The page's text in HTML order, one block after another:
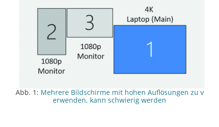
Abb. 1: Mehrere Bildschirme mit hohen Auflösungen zu v
erwenden, kann schwierig werden